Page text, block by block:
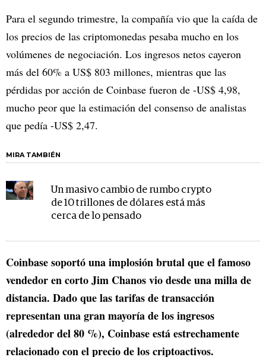
Para el segundo trimestre, la compañía vio que la caída de
los precios de las criptomonedas pesaba mucho en los
volúmenes de negociación. Los ingresos netos cayeron
más del 60% a US$ 803 millones, mientras que las
pérdidas por acción de Coinbase fueron de -US$ 4,98,
mucho peor que la estimación del consenso de analistas
que pedía -US$ 2,47.
MIRA TAMBIÉN
Un masivo cambio de rumbo crypto
de 10 trillones de dólares está más
cerca de lo pensado
Coinbase soportó una implosión brutal que el famoso
vendedor en corto Jim Chanos vio desde una milla de
distancia. Dado que las tarifas de transacción
representan una gran mayoría de los ingresos
(alrededor del 80 %), Coinbase está estrechamente
relacionado con el precio de los criptoactivos.